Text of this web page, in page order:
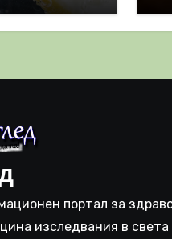
портал за
изследвания в